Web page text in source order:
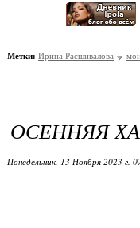
Метки: Ирина Расшивалова
ОСЕННЯЯ
Понедельник, 13 Ноября 2023 г.